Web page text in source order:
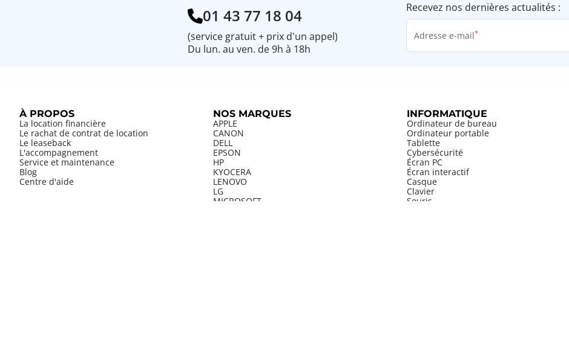
01 43 77 18 04
(service gratuit + prix d'un appel)
Du lun. au ven. de 9h à 18h
Recevez nos dernières actualités :
Adresse e-mail
À PROPOS
La location financière
Le rachat de contrat de location
Le leaseback
L'accompagnement
Service et maintenance
Blog
Centre d'aide
NOS MARQUES
APPLE
CANON
DELL
EPSON
HP
KYOCERA
LENOVO
LG
MICROSOFT
INFORMATIQUE
Ordinateur de bureau
Ordinateur portable
Tablette
Cybersécurité
Écran PC
Écran interactif
Casque
Clavier
Souris